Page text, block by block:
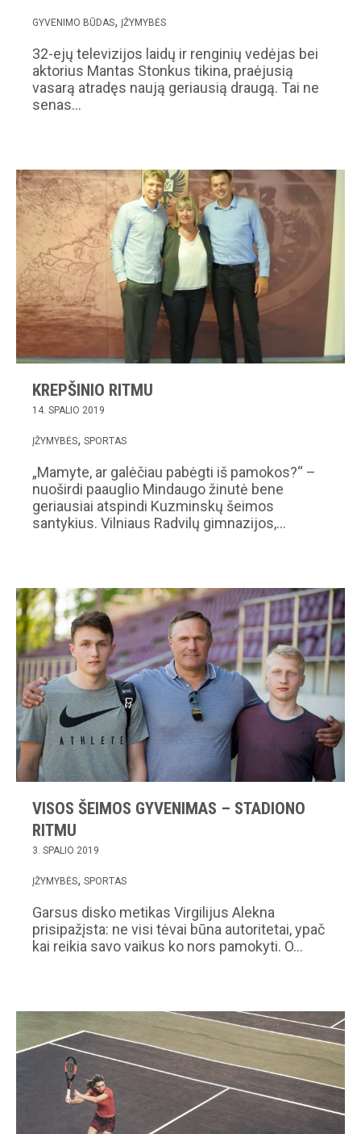
GYVENIMO BŪDAS ĮŽYMYBĖS
32-ejų televizijos laidų ir renginių vedėjas bei
aktorius Mantas Stonkus tikina, praėjusią
vasarą atradęs naują geriausią draugą. Tai ne
senas…
KREPŠINIO RITMU
14. SPALIO 2019
ĮŽYMYBĖS SPORTAS
„Mamyte, ar galėčiau pabėgti iš pamokos?“ –
nuoširdi paauglio Mindaugo žinutė bene
geriausiai atspindi Kuzminskų šeimos
santykius. Vilniaus Radvilų gimnazijos,…
VISOS ŠEIMOS GYVENIMAS – STADIONO
RITMU
3. SPALIO 2019
ĮŽYMYBĖS SPORTAS
Garsus disko metikas Virgilijus Alekna
prisipažįsta: ne visi tėvai būna autoritetai, ypač
kai reikia savo vaikus ko nors pamokyti. O…